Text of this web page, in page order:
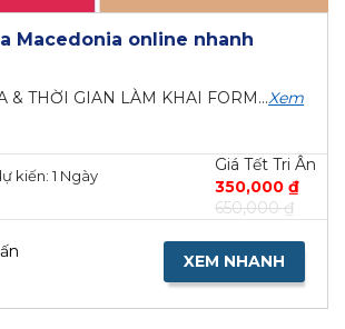
Macedonia online nhanh
& THỜI GIAN LÀM KHAI FORM...Xem
kiến: 1 Ngày
Giá Tết Tri Ân
350,000 ₫
650,000 ₫
XEM NHANH